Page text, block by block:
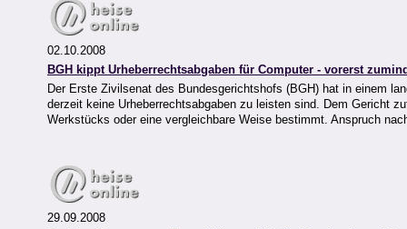
02.10.2008
BGH kippt Urheberrechtsabgaben für Computer - vorerst
Der Erste Zivilsenat des Bundesgerichtshofs (BGH) hat in einem
derzeit keine Urheberrechtsabgaben zu leisten sind. Dem Gericht
Werkstücks oder eine vergleichbare Weise bestimmt. Anspruch
29.09.2008